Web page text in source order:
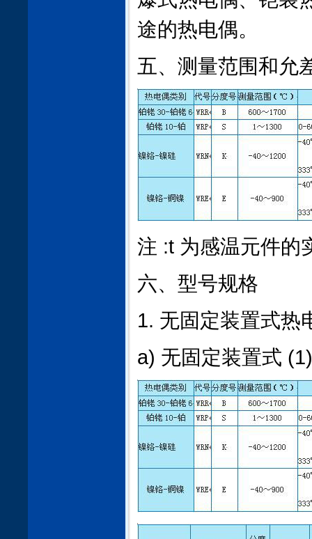
途的热电偶。
五、测量范围和允
注 :t 为感温元件的
六、型号规格
1. 无固定装置式热
a) 无固定装置式